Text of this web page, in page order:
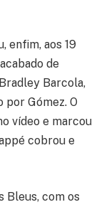
enfim, aos 19
de
Barcola,
por Gómez. O
vídeo e marcou
cobrou e
Bleus, com os